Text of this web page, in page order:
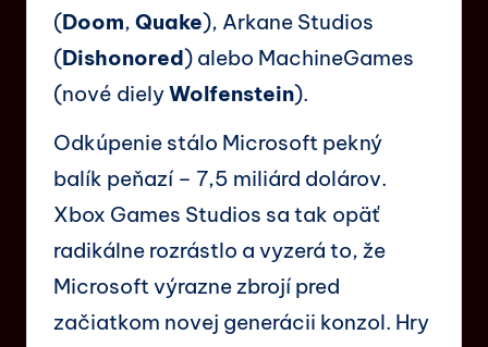
(Doom, Quake), Arkane Studios
(Dishonored) alebo MachineGames
(nové dielyWolfenstein).
Odkúpenie stálo Microsoft pekný
balík peňazí – 7,5 miliárd dolárov.
Xbox Games Studios sa tak opäť
radikálne rozrástlo a vyzerá to, že
Microsoft výrazne zbrojí pred
začiatkom novej generácii konzol. Hry